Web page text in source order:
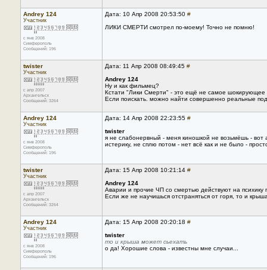
Andrey 124
Участник
с янв 2008
Симферополь
Сообщений: 196
Дата: 10 Апр 2008 20:53:50 #
ЛИКИ СМЕРТИ смотрел по-моему! Точно не помню!
twister
Участник
с апр 2007
Архангельск
Сообщений: 3264
Дата: 11 Апр 2008 08:49:45 #
Andrey 124
Ну и как фильмец?
Кстати "Лики Смерти" - это ещё не самое шокирующее
Если поискать. можно найти совершенно реальные
Andrey 124
Участник
с янв 2008
Симферополь
Сообщений: 196
Дата: 14 Апр 2008 22:23:55 #
twister
я не слабонервный - меня киношкой не возьмёшь -
истерику, не сплю потом - нет всё как и не было -
twister
Участник
с апр 2007
Архангельск
Сообщений: 3264
Дата: 15 Апр 2008 10:21:14 #
Andrey 124
Аварии и прочие ЧП со смертью действуют на психику
Если же не научишься отстраняться от горя, то и
Andrey 124
Участник
с янв 2008
Симферополь
Сообщений: 196
Дата: 15 Апр 2008 20:20:18 #
twister
то и крыша может сьехать
о да! Хорошие слова - известны мне случаи...